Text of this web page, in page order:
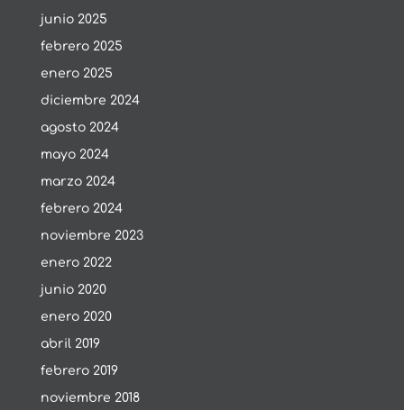
junio 2025
febrero 2025
enero 2025
diciembre 2024
agosto 2024
mayo 2024
marzo 2024
febrero 2024
noviembre 2023
enero 2022
junio 2020
enero 2020
abril 2019
febrero 2019
noviembre 2018